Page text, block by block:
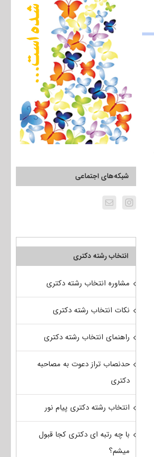
شبکه‌های اجتماعی
انتخاب رشته دکتری
مشاوره انتخاب رشته دکتری
نکات انتخاب رشته دکتری
راهنمای انتخاب رشته دکتری
حدنصاب تراز دعوت به مصاحبه
دکتری
انتخاب رشته دکتری پیام نور
با چه رتبه ای دکتری کجا قبول
میشم؟